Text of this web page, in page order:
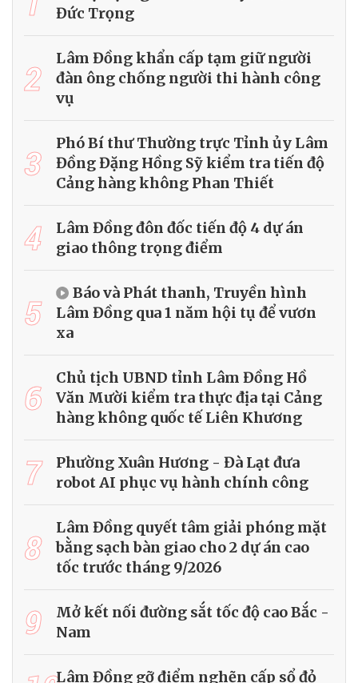
Đức Trọng
2
Lâm Đồng khẩn cấp tạm giữ người
đàn ông chống người thi hành công
vụ
3
Phó Bí thư Thường trực Tỉnh ủy Lâm
Đồng Đặng Hồng Sỹ kiểm tra tiến độ
Cảng hàng không Phan Thiết
4
Lâm Đồng đôn đốc tiến độ 4 dự án
giao thông trọng điểm
5
Báo và Phát thanh, Truyền hình
Lâm Đồng qua 1 năm hội tụ để vươn
xa
6
Chủ tịch UBND tỉnh Lâm Đồng Hồ
Văn Mười kiểm tra thực địa tại Cảng
hàng không quốc tế Liên Khương
7
Phường Xuân Hương - Đà Lạt đưa
robot AI phục vụ hành chính công
8
Lâm Đồng quyết tâm giải phóng mặt
bằng sạch bàn giao cho 2 dự án cao
tốc trước tháng 9/2026
9
Mở kết nối đường sắt tốc độ cao Bắc -
Nam
Lâm Đồng gỡ điểm nghẽn cấp sổ đỏ